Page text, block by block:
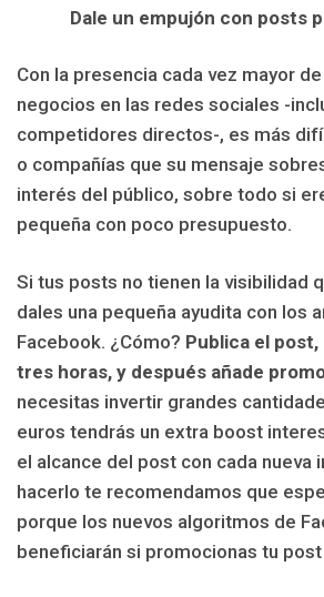
Dale un empujón con posts
Con la presencia cada vez mayor
negocios en las redes sociales -
competidores directos-, es más
o compañías que su mensaje
interés del público, sobre todo si
pequeña con poco presupuesto.
Si tus posts no tienen la visibilidad
dales una pequeña ayudita con los
Facebook. ¿Cómo? Publica el
tres horas, y después añade
necesitas invertir grandes
euros tendrás un extra boost
el alcance del post con cada nueva
hacerlo te recomendamos que
porque los nuevos algoritmos de
beneficiarán si promocionas tu